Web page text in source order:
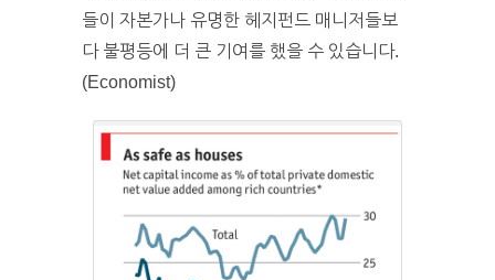
들이 자본가나 유명한 헤지펀드 매니저들보
다 불평등에 더 큰 기여를 했을 수 있습니다.
(Economist)